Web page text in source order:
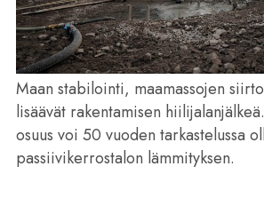
Maan stabilointi, maamassojen
lisäävät rakentamisen
osuus voi 50 vuoden tarkastelussa
passiivikerrostalon lämmityksen.